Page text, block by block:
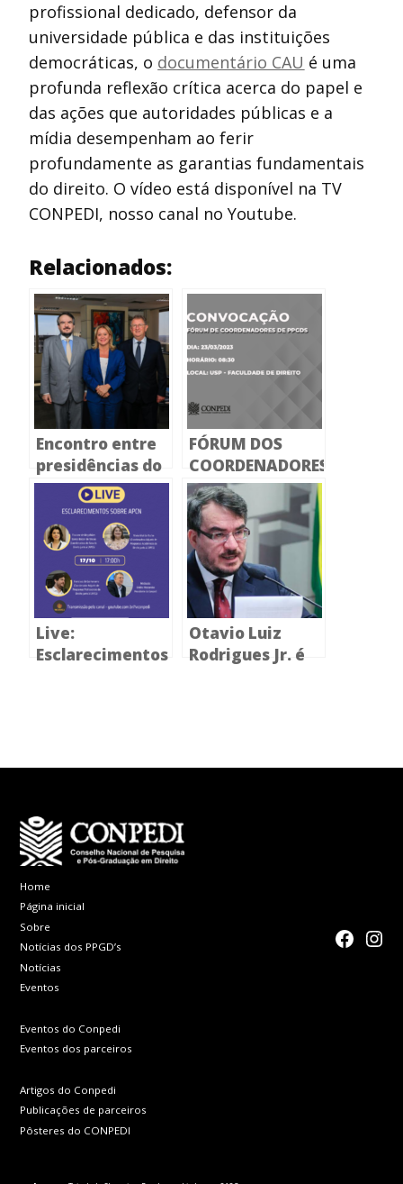
profissional dedicado, defensor da
universidade pública e das instituições
democráticas, o documentário CAU é uma
profunda reflexão crítica acerca do papel e
das ações que autoridades públicas e a
mídia desempenham ao ferir
profundamente as garantias fundamentais
do direito. O vídeo está disponível na TV
CONPEDI, nosso canal no Youtube.
Relacionados:
Encontro entre
presidências do
CONPEDI e
CAPES colocam
em pauta o
fortalecimento
da pós-
graduação em
Direito
FÓRUM DOS
COORDENADORES
DE PPGDs
Live:
Esclarecimentos
Otavio Luiz
Rodrigues Jr. é
Home
Página inicial
Sobre
Notícias dos PPGD’s
Notícias
Eventos
Eventos do Conpedi
Eventos dos parceiros
Artigos do Conpedi
Publicações de parceiros
Pôsteres do CONPEDI